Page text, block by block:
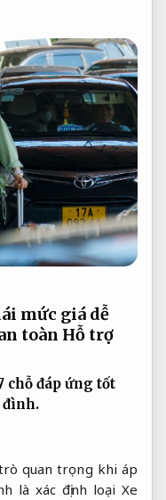
mức giá dễ
toàn Hỗ trợ
chỗ đáp ứng tốt
đình.
quan trọng khi áp
là xác định loại Xe